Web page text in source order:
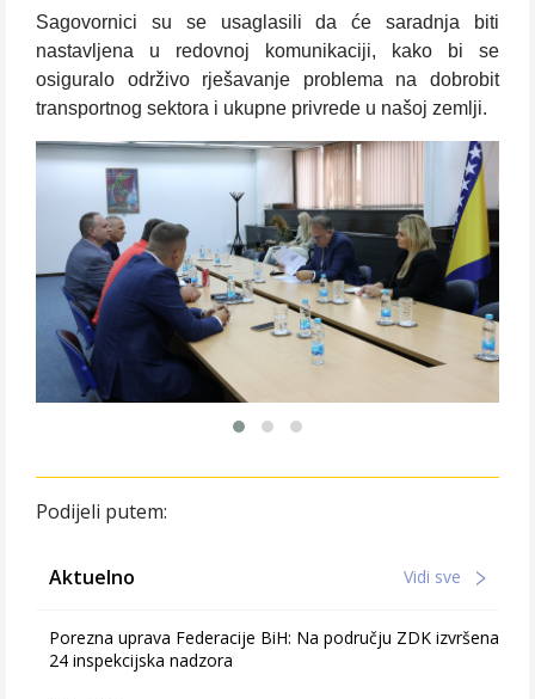
Sagovornici su se usaglasili da će saradnja biti
nastavljena u redovnoj komunikaciji, kako bi se
osiguralo održivo rješavanje problema na dobrobit
transportnog sektora i ukupne privrede u našoj zemlji.
Podijeli putem:
Aktuelno Vidi sve
Porezna uprava Federacije BiH: Na području ZDK izvršena
24 inspekcijska nadzora